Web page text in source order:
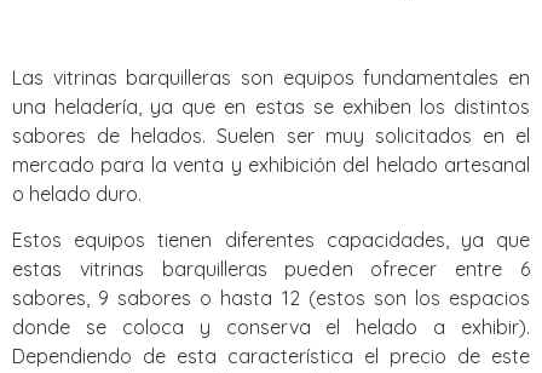
Las vitrinas barquilleras son equipos fundamentales en
una heladería, ya que en estas se exhiben los distintos
sabores de helados. Suelen ser muy solicitados en el
mercado para la venta y exhibición del helado artesanal
o helado duro.
Estos equipos tienen diferentes capacidades, ya que
estas vitrinas barquilleras pueden ofrecer entre 6
sabores, 9 sabores o hasta 12 (estos son los espacios
donde se coloca y conserva el helado a exhibir).
Dependiendo de esta característica el precio de este